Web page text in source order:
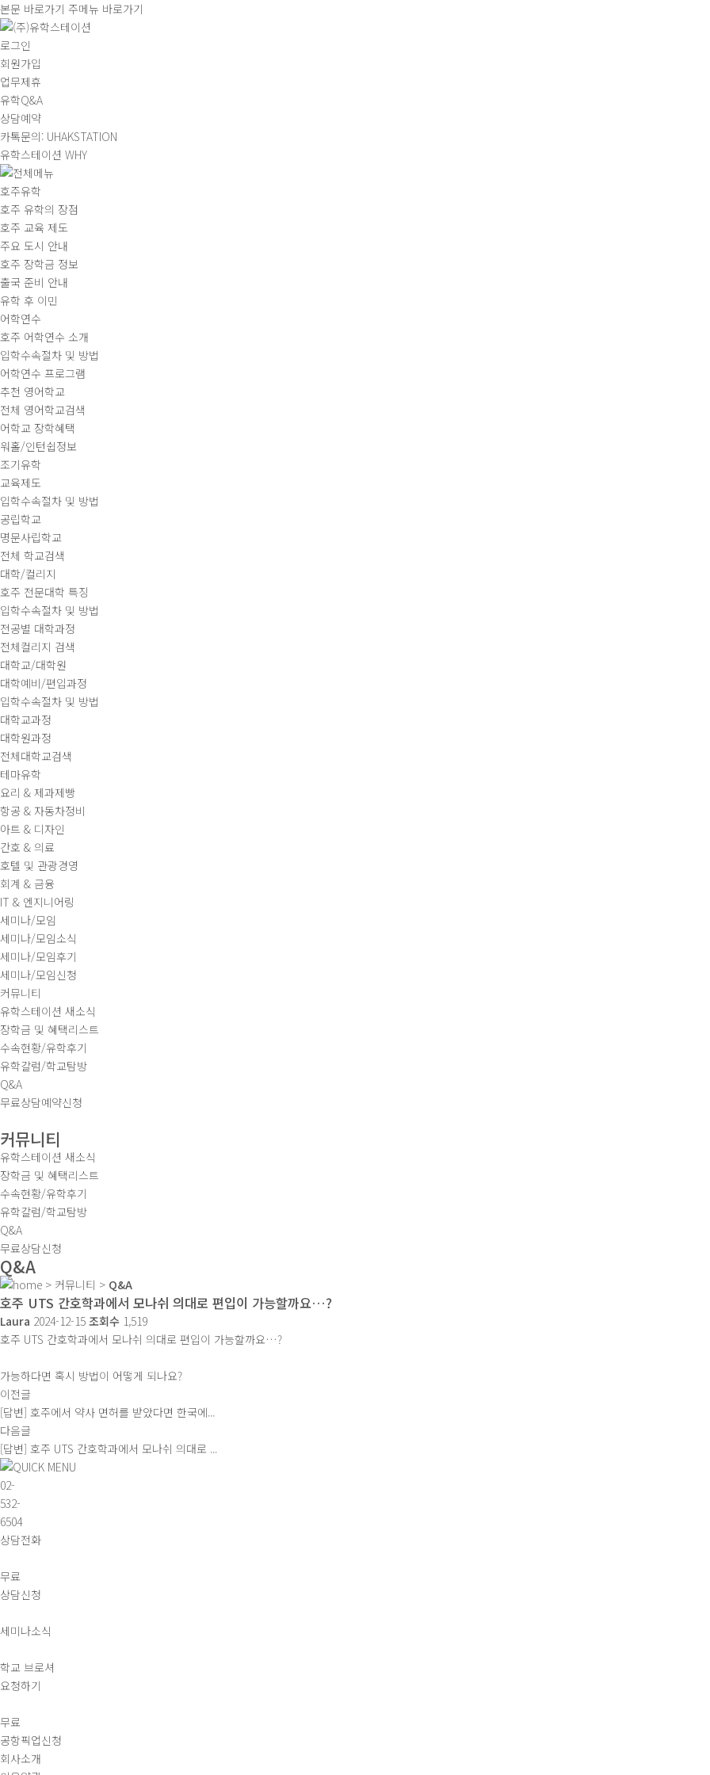
본문 바로가기 주메뉴 바로가기
로그인
회원가입
업무제휴
유학Q&A
상담예약
카톡문의: UHAKSTATION
유학스테이션 WHY
호주유학
호주 유학의 장점
호주 교육 제도
주요 도시 안내
호주 장학금 정보
출국 준비 안내
유학 후 이민
어학연수
호주 어학연수 소개
입학수속절차 및 방법
어학연수 프로그램
추천 영어학교
전체 영어학교검색
어학교 장학혜택
워홀/인턴쉽정보
조기유학
교육제도
입학수속절차 및 방법
공립학교
명문사립학교
전체 학교검색
대학/컬리지
호주 전문대학 특징
입학수속절차 및 방법
전공별 대학과정
전체컬리지 검색
대학교/대학원
대학예비/편입과정
입학수속절차 및 방법
대학교과정
대학원과정
전체대학교검색
테마유학
요리 & 제과제빵
항공 & 자동차정비
아트 & 디자인
간호 & 의료
호텔 및 관광경영
회계 & 금융
IT & 엔지니어링
세미나/모임
세미나/모임소식
세미나/모임후기
세미나/모임신청
커뮤니티
유학스테이션 새소식
장학금 및 혜택리스트
수속현황/유학후기
유학칼럼/학교탐방
Q&A
무료상담예약신청
커뮤니티
유학스테이션 새소식
장학금 및 혜택리스트
수속현황/유학후기
유학칼럼/학교탐방
Q&A
무료상담신청
Q&A
> 커뮤니티 > Q&A
호주 UTS 간호학과에서 모나쉬 의대로 편입이 가능할까요…?
Laura 2024-12-15 조회수 1,519
호주 UTS 간호학과에서 모나쉬 의대로 편입이 가능할까요…?
가능하다면 혹시 방법이 어떻게 되나요?
이전글
[답변] 호주에서 약사 면허를 받았다면 한국에...
다음글
[답변] 호주 UTS 간호학과에서 모나쉬 의대로 ...
02-
532-
6504
상담전화
무료
상담신청
세미나소식
학교 브로셔
요청하기
무료
공항픽업신청
회사소개